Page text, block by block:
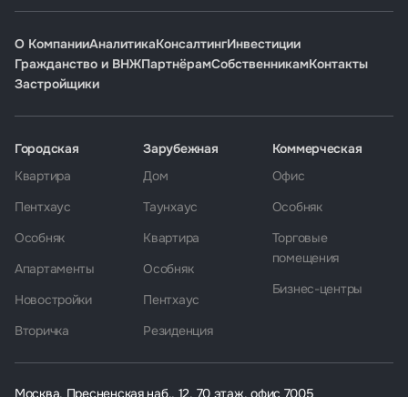
О КомпанииАналитикаКонсалтингИнвестиции
Гражданство и ВНЖПартнёрамСобственникамКонтакты
Застройщики
Москва, Пресненская наб., 12, 70 этаж, офис 7005
Городская
Квартира
Пентхаус
Особняк
Апартаменты
Новостройки
Вторичка
Зарубежная
Дом
Таунхаус
Квартира
Особняк
Пентхаус
Резиденция
Коммерческая
Офис
Особняк
Торговые
помещения
Бизнес-центры